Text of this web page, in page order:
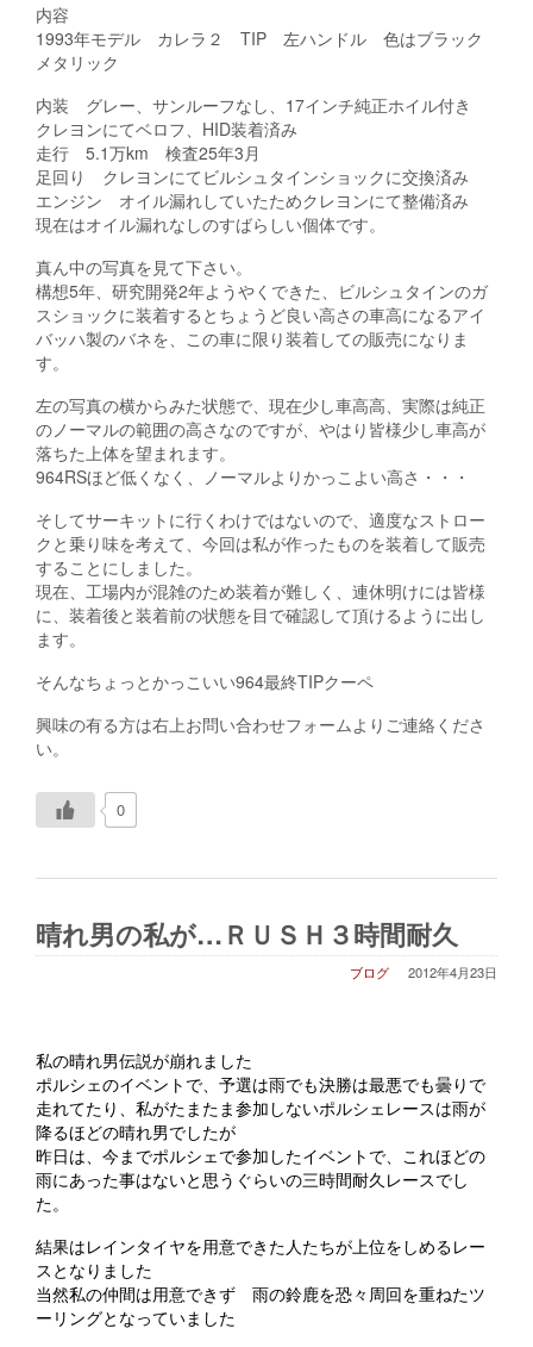
内容
1993年モデル カレラ２ TIP 左ハンドル 色はブラック
メタリック
内装 グレー、サンルーフなし、17インチ純正ホイル付き
クレヨンにてベロフ、HID装着済み
走行 5.1万km 検査25年3月
足回り クレヨンにてビルシュタインショックに交換済み
エンジン オイル漏れしていたためクレヨンにて整備済み
現在はオイル漏れなしのすばらしい個体です。
真ん中の写真を見て下さい。
構想5年、研究開発2年ようやくできた、ビルシュタインのガ
スショックに装着するとちょうど良い高さの車高になるアイ
バッハ製のバネを、この車に限り装着しての販売になりま
す。
左の写真の横からみた状態で、現在少し車高高、実際は純正
のノーマルの範囲の高さなのですが、やはり皆様少し車高が
落ちた上体を望まれます。
964RSほど低くなく、ノーマルよりかっこよい高さ・・・
そしてサーキットに行くわけではないので、適度なストロー
クと乗り味を考えて、今回は私が作ったものを装着して販売
することにしました。
現在、工場内が混雑のため装着が難しく、連休明けには皆様
に、装着後と装着前の状態を目で確認して頂けるように出し
ます。
そんなちょっとかっこいい964最終TIPクーペ
興味の有る方は右上お問い合わせフォームよりご連絡くださ
い。
0
晴れ男の私が…ＲＵＳＨ３時間耐久
2012年4月23日
ブログ
私の晴れ男伝説が崩れました
ポルシェのイベントで、予選は雨でも決勝は最悪でも曇りで
走れてたり、私がたまたま参加しないポルシェレースは雨が
降るほどの晴れ男でしたが
昨日は、今までポルシェで参加したイベントで、これほどの
雨にあった事はないと思うぐらいの三時間耐久レースでし
た。
結果はレインタイヤを用意できた人たちが上位をしめるレー
スとなりました
当然私の仲間は用意できず 雨の鈴鹿を恐々周回を重ねたツ
ーリングとなっていました